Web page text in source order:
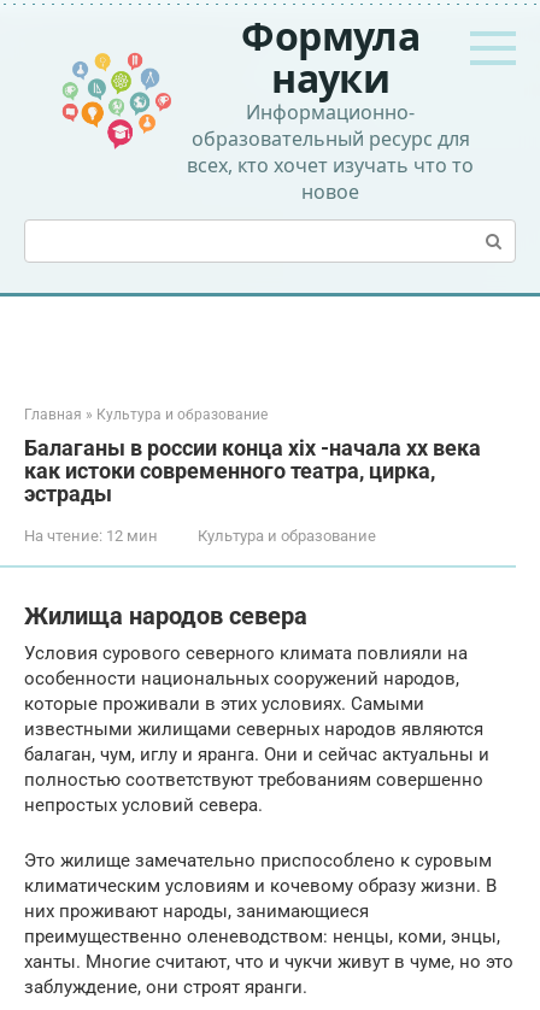
Перейти
контенту
Формула
науки
Информационно-
образовательный ресурс для
всех, кто хочет изучать что то
новое
Поиск:
Главная » Культура и образование
Балаганы в россии конца xix -начала xx века
как истоки современного театра, цирка,
эстрады
На чтение: 12 мин Культура и образование
Жилища народов севера
Условия сурового северного климата повлияли на
особенности национальных сооружений народов,
которые проживали в этих условиях. Самыми
известными жилищами северных народов являются
балаган, чум, иглу и яранга. Они и сейчас актуальны и
полностью соответствуют требованиям совершенно
непростых условий севера.
Это жилище замечательно приспособлено к суровым
климатическим условиям и кочевому образу жизни. В
них проживают народы, занимающиеся
преимущественно оленеводством: ненцы, коми, энцы,
ханты. Многие считают, что и чукчи живут в чуме, но это
заблуждение, они строят яранги.